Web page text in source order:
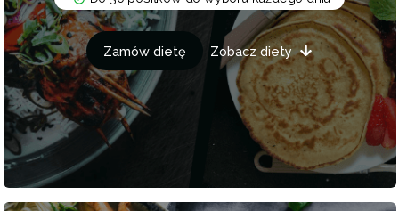
Zamów dietę Zobacz diety